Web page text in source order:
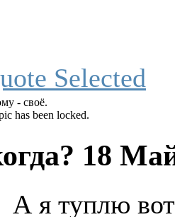
- своё.
has been locked.
18
А я туплю